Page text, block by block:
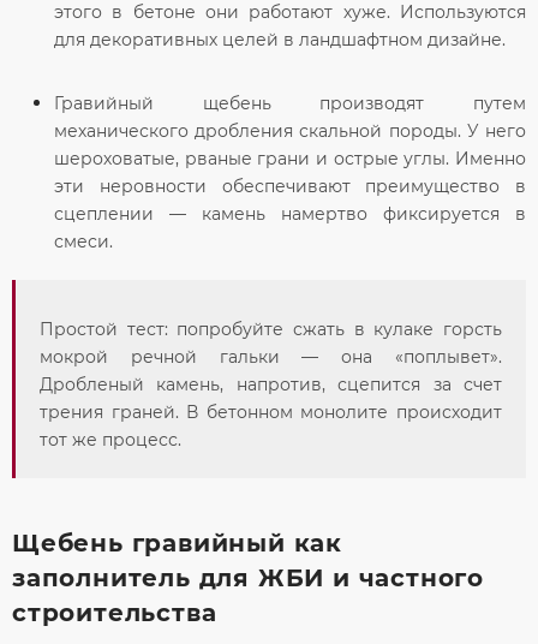
этого в бетоне они работают хуже. Используются
для декоративных целей в ландшафтном дизайне.
Гравийный щебеньпроизводят путем
механического дробления скальной породы. У него
шероховатые, рваные грани и острые углы. Именно
эти неровности обеспечивают преимущество в
сцеплении — камень намертво фиксируется в
смеси.
Простой тест: попробуйте сжать в кулаке горсть
мокрой речной гальки — она «поплывет».
Дробленый камень, напротив, сцепится за счет
трения граней. В бетонном монолите происходит
тот же процесс.
Щебень гравийный как
заполнитель для ЖБИ и частного
строительства